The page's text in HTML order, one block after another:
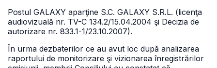
Postul GALAXY aparţine S.C. GALAXY S.R.L. (licenţa
audiovizuală nr. TV-C 134.2/15.04.2004 şi Decizia de
autorizare nr. 833.1-1/23.10.2007).
În urma dezbaterilor ce au avut loc după analizarea
raportului de monitorizare şi vizionarea înregistrărilor